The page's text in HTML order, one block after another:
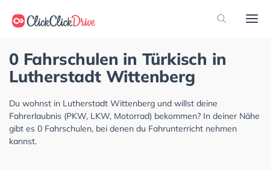
0 Fahrschulen in Türkisch in
Lutherstadt Wittenberg
Du wohnst in Lutherstadt Wittenberg und willst deine
Fahrerlaubnis (PKW, LKW, Motorrad) bekommen? In deiner Nähe
gibt es 0 Fahrschulen, bei denen du Fahrunterricht nehmen
kannst.